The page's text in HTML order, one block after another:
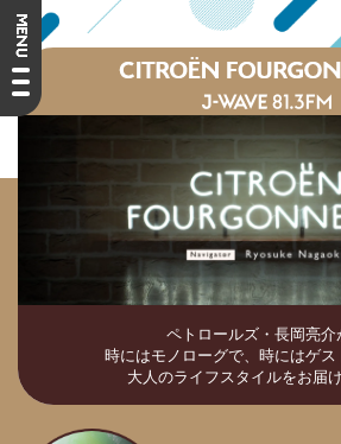
ペトロールズ・長岡亮介
時にはモノローグで、時にはゲス
大人のライフスタイルをお届け